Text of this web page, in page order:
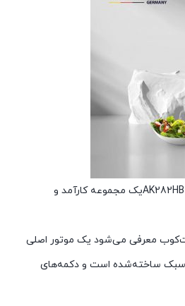
گوشت‌کوب برقی بوش مدل AK282HBیک مجموعه کارآمد و
معرفی می‌شود یک موتور اصلی
ساخته‌شده است و دکمه‌های